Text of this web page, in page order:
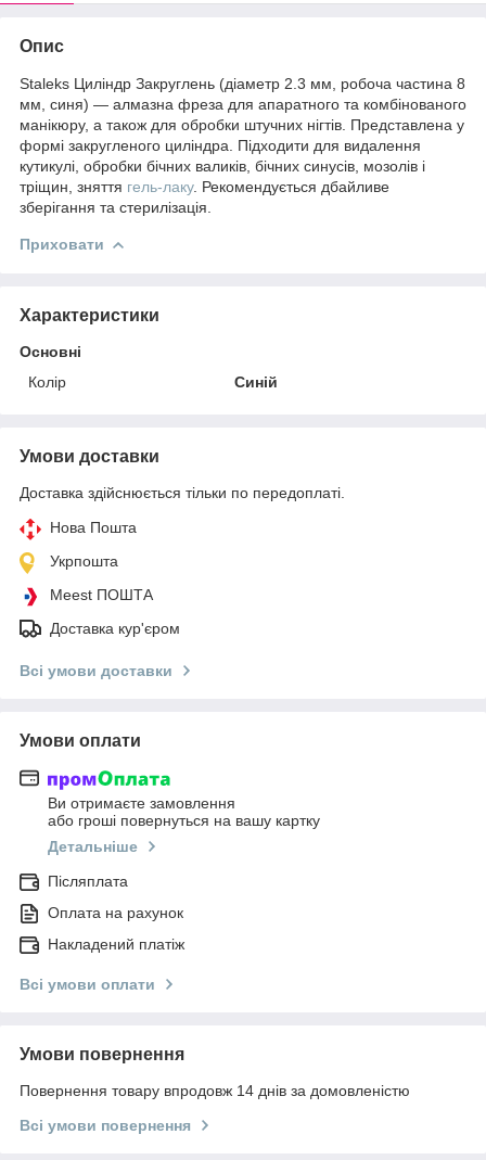
Опис
Staleks Циліндр Закруглень (діаметр 2.3 мм, робоча частина 8
мм, синя) — алмазна фреза для апаратного та комбінованого
манікюру, а також для обробки штучних нігтів. Представлена у
формі закругленого циліндра. Підходити для видалення
кутикулі, обробки бічних валиків, бічних синусів, мозолів і
тріщин, зняття гель-лаку. Рекомендується дбайливе
зберігання та стерилізація.
Приховати
Характеристики
Основні
Колір
Синій
Умови доставки
Доставка здійснюється тільки по передоплаті.
Нова Пошта
Укрпошта
Meest ПОШТА
Доставка кур'єром
Всі умови доставки
Умови оплати
Ви отримаєте замовлення
або гроші повернуться на вашу картку
Детальніше
Післяплата
Оплата на рахунок
Накладений платіж
Всі умови оплати
Умови повернення
Повернення товару впродовж 14 днів за домовленістю
Всі умови повернення